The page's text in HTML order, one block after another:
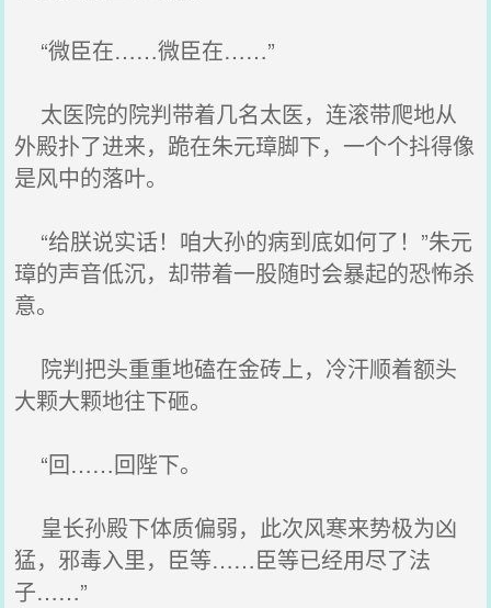
“微臣在……微臣在……”
太医院的院判带着几名太医，连滚带爬地从
外殿扑了进来，跪在朱元璋脚下，一个个抖得像
是风中的落叶。
“给朕说实话！咱大孙的病到底如何了！”朱元
璋的声音低沉，却带着一股随时会暴起的恐怖杀
意。
院判把头重重地磕在金砖上，冷汗顺着额头
大颗大颗地往下砸。
“回……回陛下。
皇长孙殿下体质偏弱，此次风寒来势极为凶
猛，邪毒入里，臣等……臣等已经用尽了法
子……”